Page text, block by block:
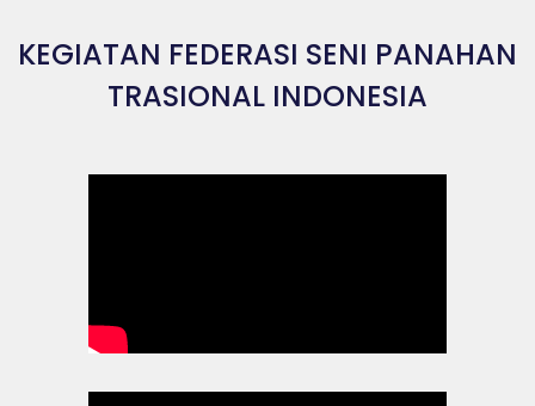
KEGIATAN FEDERASI SENI PANAHAN
TRASIONAL INDONESIA